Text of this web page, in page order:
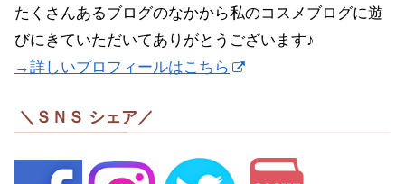
たくさんあるブログのなかから私のコスメブログに遊
びにきていただいてありがとうございます♪
→詳しいプロフィールはこちら
＼ＳＮＳ シェア／